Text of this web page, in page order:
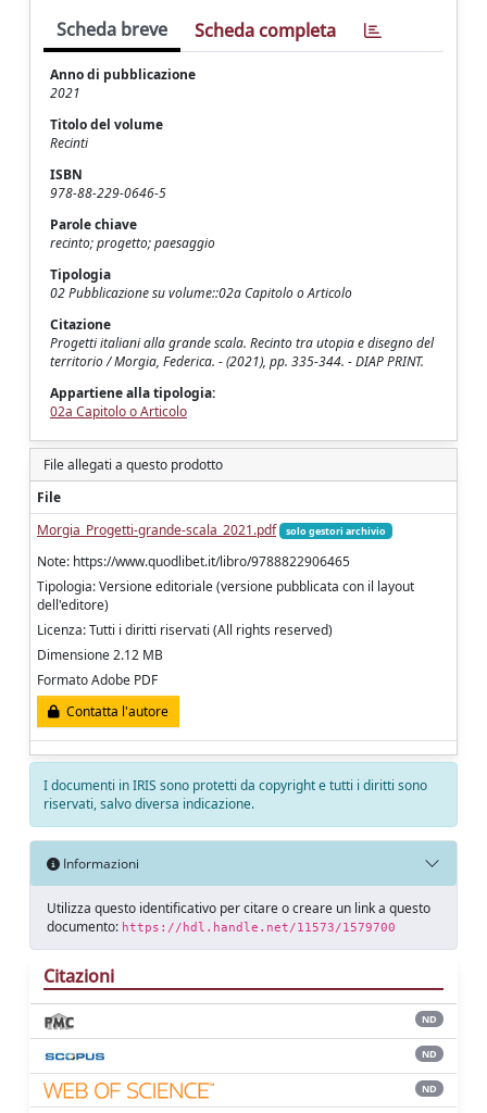
Scheda breve Scheda completa
Anno di pubblicazione
2021
Titolo del volume
Recinti
ISBN
978-88-229-0646-5
Parole chiave
recinto; progetto; paesaggio
Tipologia
02 Pubblicazione su volume::02a Capitolo o Articolo
Citazione
Progetti italiani alla grande scala. Recinto tra utopia e disegno del
territorio / Morgia, Federica. - (2021), pp. 335-344. - DIAP PRINT.
Appartiene alla tipologia:
02a Capitolo o Articolo
File allegati a questo prodotto
File
Morgia_Progetti-grande-scala_2021.pdf
solo gestori archivio
Note: https://www.quodlibet.it/libro/9788822906465
Tipologia: Versione editoriale (versione pubblicata con il layout
dell'editore)
Licenza: Tutti i diritti riservati (All rights reserved)
Dimensione 2.12 MB
Formato Adobe PDF
Contatta l'autore
I documenti in IRIS sono protetti da copyright e tutti i diritti sono
riservati, salvo diversa indicazione.
Informazioni
Utilizza questo identificativo per citare o creare un link a questo
documento: https://hdl.handle.net/11573/1579700
Citazioni
ND
ND
ND